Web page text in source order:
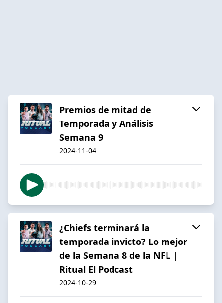
Premios de mitad de
Temporada y Análisis
Semana 9
2024-11-04
¿Chiefs terminará la
temporada invicto? Lo mejor
de la Semana 8 de la NFL |
Ritual El Podcast
2024-10-29